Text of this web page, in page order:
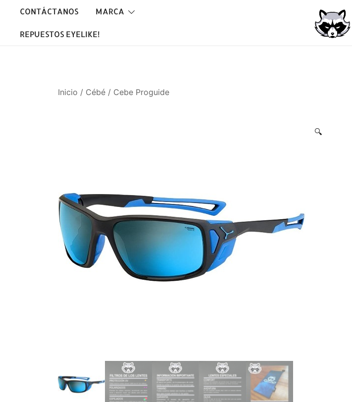
contenido
CONTÁCTANOS MARCA
REPUESTOS EYELIKE!
Inicio / Cébé / Cebe Proguide
🔍